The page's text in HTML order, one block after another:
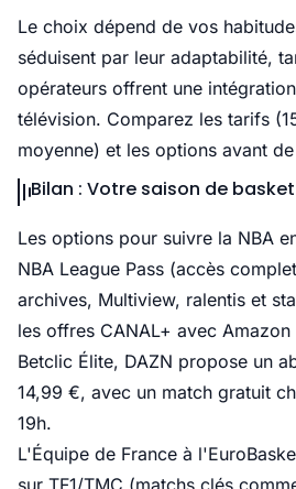
Le choix dépend de vos
séduisent par leur adaptabilité,
opérateurs offrent une
télévision. Comparez les tarifs
moyenne) et les options avant
Bilan : Votre saison de
Les options pour suivre la NBA
NBA League Pass (accès
archives, Multiview, ralentis et
les offres CANAL+ avec
Betclic Élite, DAZN propose un
14,99 €, avec un match gratuit
19h.
L'Équipe de France à